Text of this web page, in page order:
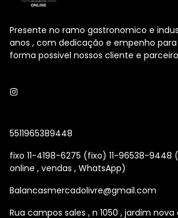
Presente no ramo gastronomico e
anos , com dedicação e empenho
forma possivel nossos cliente e
5511965389448
fixo 11-4198-6275 (fixo) 11-96538-
online , vendas , WhatsApp)
Balancasmercadolivre@gmail.com
Rua campos sales , n 1050 , jardim